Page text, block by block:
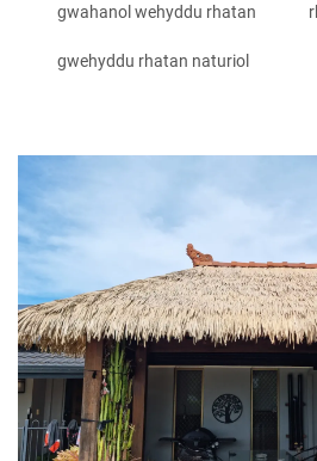
gwahanol wehyddu rhatan
gwehyddu rhatan naturiol